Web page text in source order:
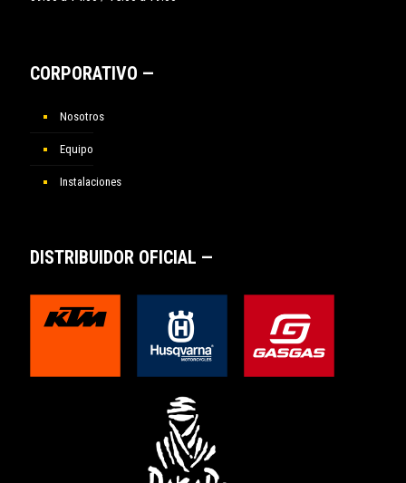
CORPORATIVO —
Nosotros
Equipo
Instalaciones
DISTRIBUIDOR OFICIAL —